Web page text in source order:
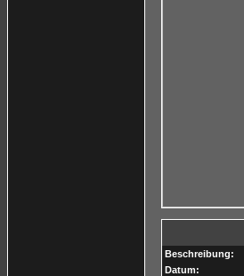
Beschreibung:
Datum: